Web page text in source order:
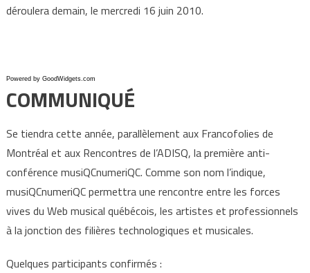
déroulera demain, le mercredi 16 juin 2010.
Powered by GoodWidgets.com
COMMUNIQUÉ
Se tiendra cette année, parallèlement aux Francofolies de
Montréal et aux Rencontres de l’ADISQ, la première anti-
conférence musiQCnumeriQC. Comme son nom l’indique,
musiQCnumeriQC permettra une rencontre entre les forces
vives du Web musical québécois, les artistes et professionnels
à la jonction des filières technologiques et musicales.
Quelques participants confirmés :